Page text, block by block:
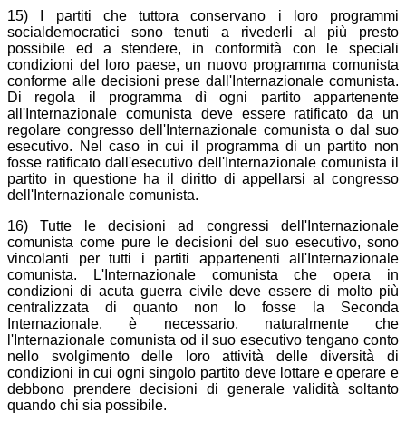
15) I partiti che tuttora conservano i loro programmi
socialdemocratici sono tenuti a rivederli al più presto
possibile ed a stendere, in conformità con le speciali
condizioni del loro paese, un nuovo programma comunista
conforme alle decisioni prese dall'Internazionale comunista.
Di regola il programma dì ogni partito appartenente
all'Internazionale comunista deve essere ratificato da un
regolare congresso dell'Internazionale comunista o dal suo
esecutivo. Nel caso in cui il programma di un partito non
fosse ratificato dall'esecutivo dell'Internazionale comunista il
partito in questione ha il diritto di appellarsi al congresso
dell'Internazionale comunista.
16) Tutte le decisioni ad congressi dell'Internazionale
comunista come pure le decisioni del suo esecutivo, sono
vincolanti per tutti i partiti appartenenti all'Internazionale
comunista. L'Internazionale comunista che opera in
condizioni di acuta guerra civile deve essere di molto più
centralizzata di quanto non lo fosse la Seconda
Internazionale. è necessario, naturalmente che
l'Internazionale comunista od il suo esecutivo tengano conto
nello svolgimento delle loro attività delle diversità di
condizioni in cui ogni singolo partito deve lottare e operare e
debbono prendere decisioni di generale validità soltanto
quando chi sia possibile.